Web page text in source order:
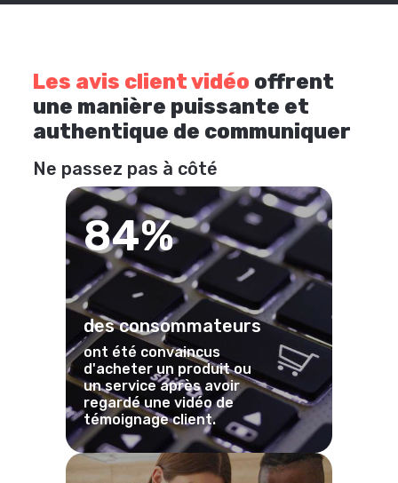
Les avis client vidéo offrent
une manière puissante et
authentique de communiquer
Ne passez pas à côté
84%
des consommateurs
ont été convaincus
d'acheter un produit ou
un service après avoir
regardé une vidéo de
témoignage client.